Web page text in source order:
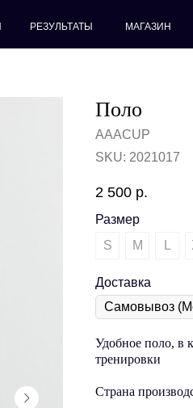
РЕЗУЛЬТАТЫ МАГАЗИН
Поло
AAACUP
SKU: 2021017
2 500 р.
Размер
S
M
Доставка
Удобное поло, в
тренировки
Страна